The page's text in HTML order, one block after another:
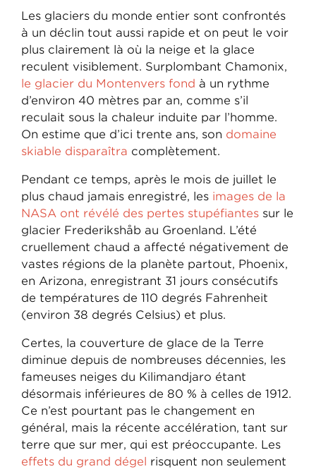
Les glaciers du monde entier sont confrontés
à un déclin tout aussi rapide et on peut le voir
plus clairement là où la neige et la glace
reculent visiblement. Surplombant Chamonix,
le glacier du Montenvers fond à un rythme
d’environ 40 mètres par an, comme s’il
reculait sous la chaleur induite par l’homme.
On estime que d’ici trente ans, son domaine
skiable disparaîtra complètement.
Pendant ce temps, après le mois de juillet le
plus chaud jamais enregistré, les images de la
NASA ont révélé des pertes stupéfiantes sur le
glacier Frederikshåb au Groenland. L’été
cruellement chaud a affecté négativement de
vastes régions de la planète partout, Phoenix,
en Arizona, enregistrant 31 jours consécutifs
de températures de 110 degrés Fahrenheit
(environ 38 degrés Celsius) et plus.
Certes, la couverture de glace de la Terre
diminue depuis de nombreuses décennies, les
fameuses neiges du Kilimandjaro étant
désormais inférieures de 80 % à celles de 1912.
Ce n’est pourtant pas le changement en
général, mais la récente accélération, tant sur
terre que sur mer, qui est préoccupante. Les
effets du grand dégel risquent non seulement